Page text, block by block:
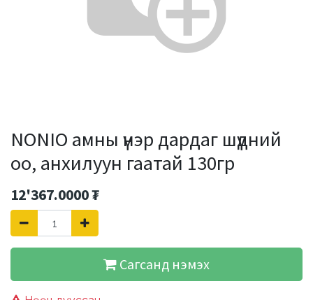
NONIO амны үнэр дардаг шүдний
оо, анхилуун гаатай 130гр
12'367.0000₮
Сагсанд нэмэх